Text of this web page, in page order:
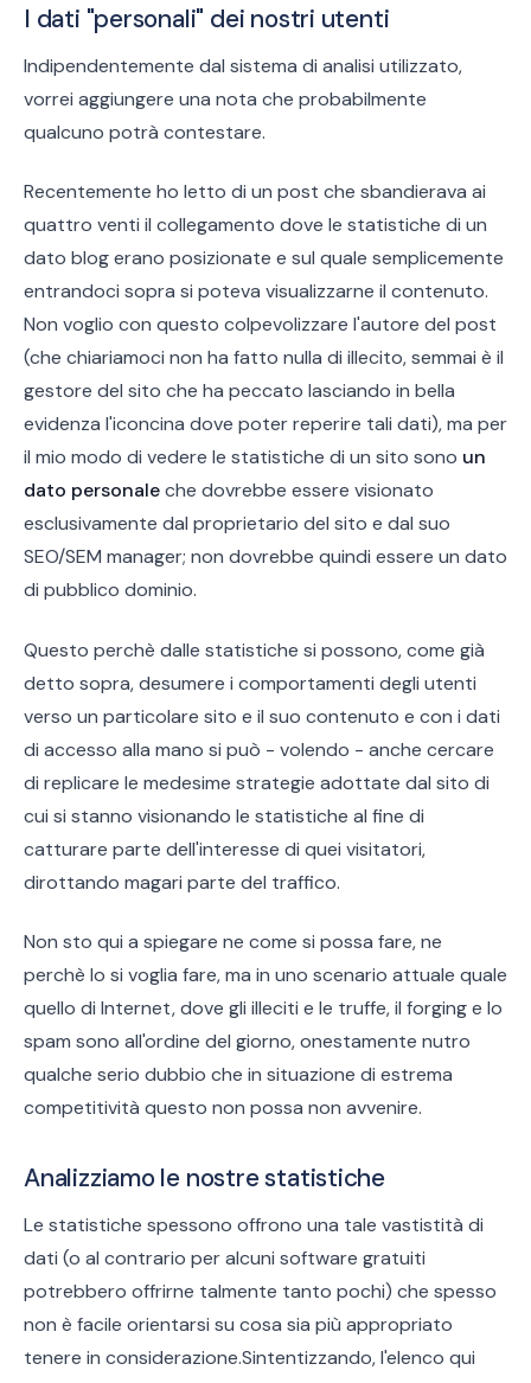
I dati "personali" dei nostri utenti
Indipendentemente dal sistema di analisi utilizzato,
vorrei aggiungere una nota che probabilmente
qualcuno potrà contestare.
Recentemente ho letto di un post che sbandierava ai
quattro venti il collegamento dove le statistiche di un
dato blog erano posizionate e sul quale semplicemente
entrandoci sopra si poteva visualizzarne il contenuto.
Non voglio con questo colpevolizzare l'autore del post
(che chiariamoci non ha fatto nulla di illecito, semmai è il
gestore del sito che ha peccato lasciando in bella
evidenza l'iconcina dove poter reperire tali dati), ma per
il mio modo di vedere le statistiche di un sito sono un
dato personaleche dovrebbe essere visionato
esclusivamente dal proprietario del sito e dal suo
SEO/SEM manager; non dovrebbe quindi essere un dato
di pubblico dominio.
Questo perchè dalle statistiche si possono, come già
detto sopra, desumere i comportamenti degli utenti
verso un particolare sito e il suo contenuto e con i dati
di accesso alla mano si può - volendo - anche cercare
di replicare le medesime strategie adottate dal sito di
cui si stanno visionando le statistiche al fine di
catturare parte dell'interesse di quei visitatori,
dirottando magari parte del traffico.
Non sto qui a spiegare ne come si possa fare, ne
perchè lo si voglia fare, ma in uno scenario attuale quale
quello di Internet, dove gli illeciti e le truffe, il forging e lo
spam sono all'ordine del giorno, onestamente nutro
qualche serio dubbio che in situazione di estrema
competitività questo non possa non avvenire.
Analizziamo le nostre statistiche
Le statistiche spessono offrono una tale vastistità di
dati (o al contrario per alcuni software gratuiti
potrebbero offrirne talmente tanto pochi) che spesso
non è facile orientarsi su cosa sia più appropriato
tenere in considerazione.Sintentizzando, l'elenco qui